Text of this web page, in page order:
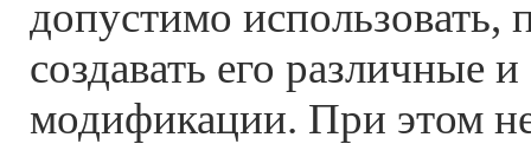
допустимо
создавать его различные
модификации. При этом